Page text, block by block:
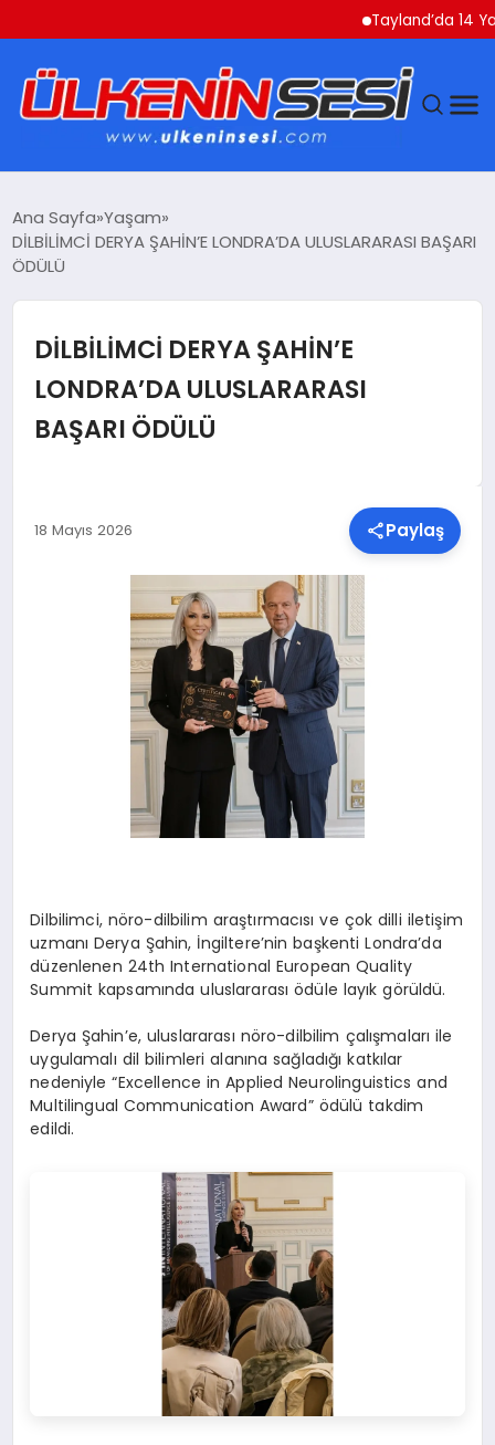
Tayland’da 14
EKONOMI
SAĞLIK
MALATYA HABERLERI
Ana Sayfa Yaşam
DİLBİLİMCİ DERYA ŞAHİN’E LONDRA’DA ULUSLARARASI BAŞARI
ÖDÜLÜ
DİLBİLİMCİ DERYA ŞAHİN’E
LONDRA’DA ULUSLARARASI
BAŞARI ÖDÜLÜ
18 Mayıs 2026 Paylaş
Dilbilimci, nöro-dilbilim araştırmacısı ve çok dilli iletişim
uzmanı Derya Şahin, İngiltere’nin başkenti Londra’da
düzenlenen 24th International European Quality
Summit kapsamında uluslararası ödüle layık görüldü.
Derya Şahin’e, uluslararası nöro-dilbilim çalışmaları ile
uygulamalı dil bilimleri alanına sağladığı katkılar
nedeniyle “Excellence in Applied Neurolinguistics and
Multilingual Communication Award” ödülü takdim
edildi.